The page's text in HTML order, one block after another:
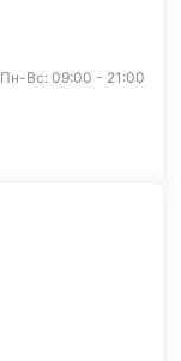
Пн-Вс: 09:00 - 21:00